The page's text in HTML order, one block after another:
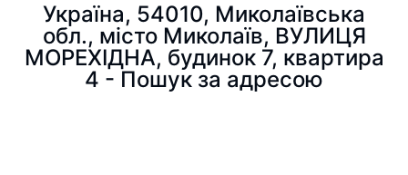
Україна, 54010, Миколаївська
обл., місто Миколаїв, ВУЛИЦЯ
МОРЕХІДНА, будинок 7, квартира
4 - Пошук за адресою